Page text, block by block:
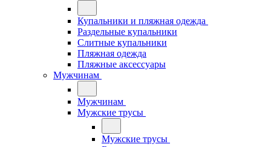
Купальники и пляжная одежда
Раздельные купальники
Слитные купальники
Пляжная одежда
Пляжные аксессуары
Мужчинам
Мужчинам
Мужские трусы
Мужские трусы